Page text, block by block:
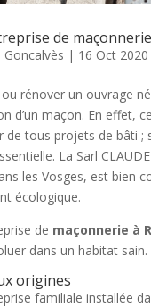
de
Goncalvès | 16 Oct 2020
rénover un ouvrage
d’un maçon. En effet,
de tous projets de bâti ;
La Sarl
les Vosges, est bien
écologique.
de maçonnerie à
dans un habitat sain.
origines
familiale installée